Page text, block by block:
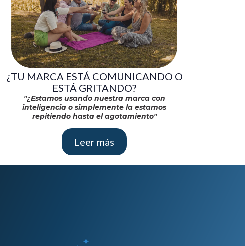
¿TU MARCA ESTÁ COMUNICANDO O
ESTÁ GRITANDO?
"¿Estamos usando nuestra marca con
inteligencia o simplemente la estamos
repitiendo hasta el agotamiento"
Leer más